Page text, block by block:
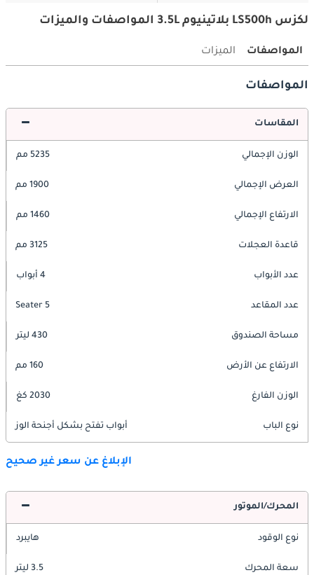
لكزس LS500h بلاتينيوم 3.5L المواصفات والميزات
المواصفات الميزات
المواصفات
المقاسات
الوزن الإجمالي 5235 مم
العرض الإجمالي 1900 مم
الارتفاع الإجمالي 1460 مم
قاعدة العجلات 3125 مم
عدد الأبواب 4 أبواب
عدد المقاعد 5 Seater
مساحة الصندوق 430 ليتر
الارتفاع عن الأرض 160 مم
الوزن الفارغ 2030 كغ
نوع الباب أبواب تفتح بشكل أجنحة الوز
الإبلاغ عن سعر غير صحيح
المحرك/الموتور
نوع الوقود هايبرد
سعة المحرك 3.5 ليتر